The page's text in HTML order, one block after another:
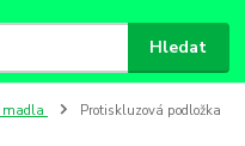
Hledat
madla
Protiskluzová podložka